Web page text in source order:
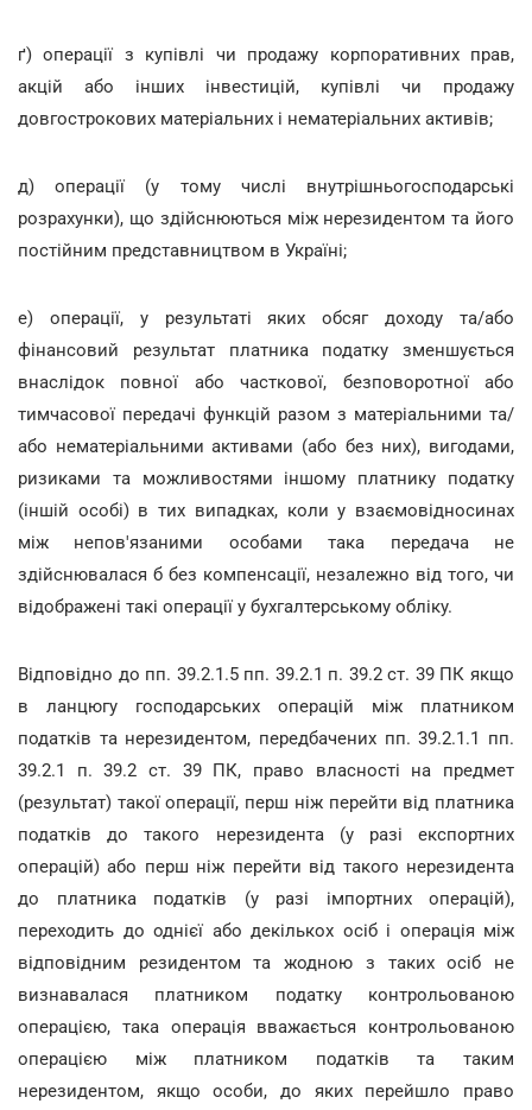
ґ) операції з купівлі чи продажу корпоративних прав,
акцій або інших інвестицій, купівлі чи продажу
довгострокових матеріальних і нематеріальних активів;
д) операції (у тому числі внутрішньогосподарські
розрахунки), що здійснюються між нерезидентом та його
постійним представництвом в Україні;
е) операції, у результаті яких обсяг доходу та/або
фінансовий результат платника податку зменшується
внаслідок повної або часткової, безповоротної або
тимчасової передачі функцій разом з матеріальними та/
або нематеріальними активами (або без них), вигодами,
ризиками та можливостями іншому платнику податку
(іншій особі) в тих випадках, коли у взаємовідносинах
між непов'язаними особами така передача не
здійснювалася б без компенсації, незалежно від того, чи
відображені такі операції у бухгалтерському обліку.
Відповідно до пп. 39.2.1.5 пп. 39.2.1 п. 39.2 ст. 39 ПК якщо
в ланцюгу господарських операцій між платником
податків та нерезидентом, передбачених пп. 39.2.1.1 пп.
39.2.1 п. 39.2 ст. 39 ПК, право власності на предмет
(результат) такої операції, перш ніж перейти від платника
податків до такого нерезидента (у разі експортних
операцій) або перш ніж перейти від такого нерезидента
до платника податків (у разі імпортних операцій),
переходить до однієї або декількох осіб і операція між
відповідним резидентом та жодною з таких осіб не
визнавалася платником податку контрольованою
операцією, така операція вважається контрольованою
операцією між платником податків та таким
нерезидентом, якщо особи, до яких перейшло право